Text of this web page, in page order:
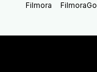
Filmora FilmoraGo